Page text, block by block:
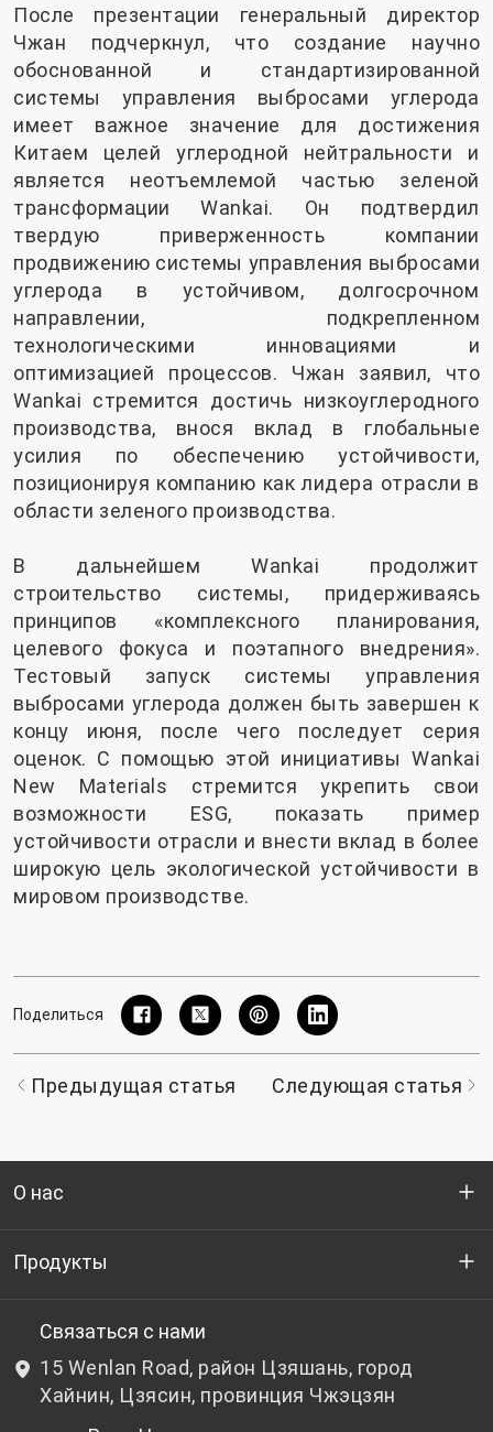
После презентации генеральный директор
Чжан подчеркнул, что создание научно
обоснованной и стандартизированной
системы управления выбросами углерода
имеет важное значение для достижения
Китаем целей углеродной нейтральности и
является неотъемлемой частью зеленой
трансформации Wankai. Он подтвердил
твердую приверженность компании
продвижению системы управления выбросами
углерода в устойчивом, долгосрочном
направлении, подкрепленном
технологическими инновациями и
оптимизацией процессов. Чжан заявил, что
Wankai стремится достичь низкоуглеродного
производства, внося вклад в глобальные
усилия по обеспечению устойчивости,
позиционируя компанию как лидера отрасли в
области зеленого производства.
В дальнейшем Wankai продолжит
строительство системы, придерживаясь
принципов «комплексного планирования,
целевого фокуса и поэтапного внедрения».
Тестовый запуск системы управления
выбросами углерода должен быть завершен к
концу июня, после чего последует серия
оценок. С помощью этой инициативы Wankai
New Materials стремится укрепить свои
возможности ESG, показать пример
устойчивости отрасли и внести вклад в более
широкую цель экологической устойчивости в
мировом производстве.
Поделиться
Предыдущая статья Следующая статья
О нас
Кто мы
НИОКР
Новости и события
Продукты
Бутылочный ПЭТ-гранулят
Небутылочный ПЭТ-гранулят
Связаться с нами
15 Wenlan Road, район Цзяшань, город
Хайнин, Цзясин, провинция Чжэцзян